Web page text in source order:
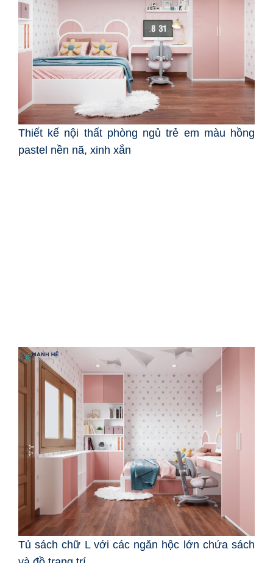
Thiết kế nội thất phòng ngủ trẻ em màu hồng
pastel nền nã, xinh xắn
Tủ sách chữ L với các ngăn hộc lớn chứa sách